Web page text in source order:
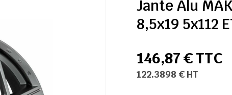
Jante Alu
8,5x19 5x112
146,87 € TTC
122.3898 € HT